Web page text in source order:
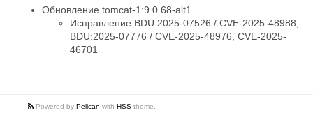
Обновление tomcat-1:9.0.68-alt1
Исправление BDU:2025-07526 / CVE-2025-48988,
BDU:2025-07776 / CVE-2025-48976, CVE-2025-
46701
Powered by Pelican with HSS theme.